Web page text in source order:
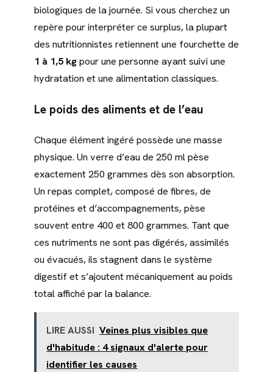
biologiques de la journée. Si vous cherchez un
repère pour interpréter ce surplus, la plupart
des nutritionnistes retiennent une fourchette de
1 à 1,5 kgpour une personne ayant suivi une
hydratation et une alimentation classiques.
Le poids des aliments et de l’eau
Chaque élément ingéré possède une masse
physique. Un verre d’eau de 250 ml pèse
exactement 250 grammes dès son absorption.
Un repas complet, composé de fibres, de
protéines et d’accompagnements, pèse
souvent entre 400 et 800 grammes. Tant que
ces nutriments ne sont pas digérés, assimilés
ou évacués, ils stagnent dans le système
digestif et s’ajoutent mécaniquement au poids
total affiché par la balance.
LIRE AUSSI Veines plus visibles que
d'habitude : 4 signaux d'alerte pour
identifier les causes